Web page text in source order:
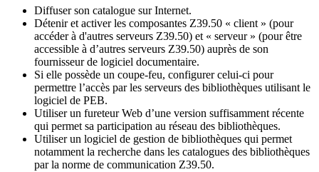
Diffuser son catalogue sur Internet.
Détenir et activer les composantes Z39.50 « client » (pour
accéder à d'autres serveurs Z39.50) et « serveur » (pour être
accessible à d’autres serveurs Z39.50) auprès de son
fournisseur de logiciel documentaire.
Si elle possède un coupe-feu, configurer celui-ci pour
permettre l’accès par les serveurs des bibliothèques utilisant le
logiciel de PEB.
Utiliser un fureteur Web d’une version suffisamment récente
qui permet sa participation au réseau des bibliothèques.
Utiliser un logiciel de gestion de bibliothèques qui permet
notamment la recherche dans les catalogues des bibliothèques
par la norme de communication Z39.50.